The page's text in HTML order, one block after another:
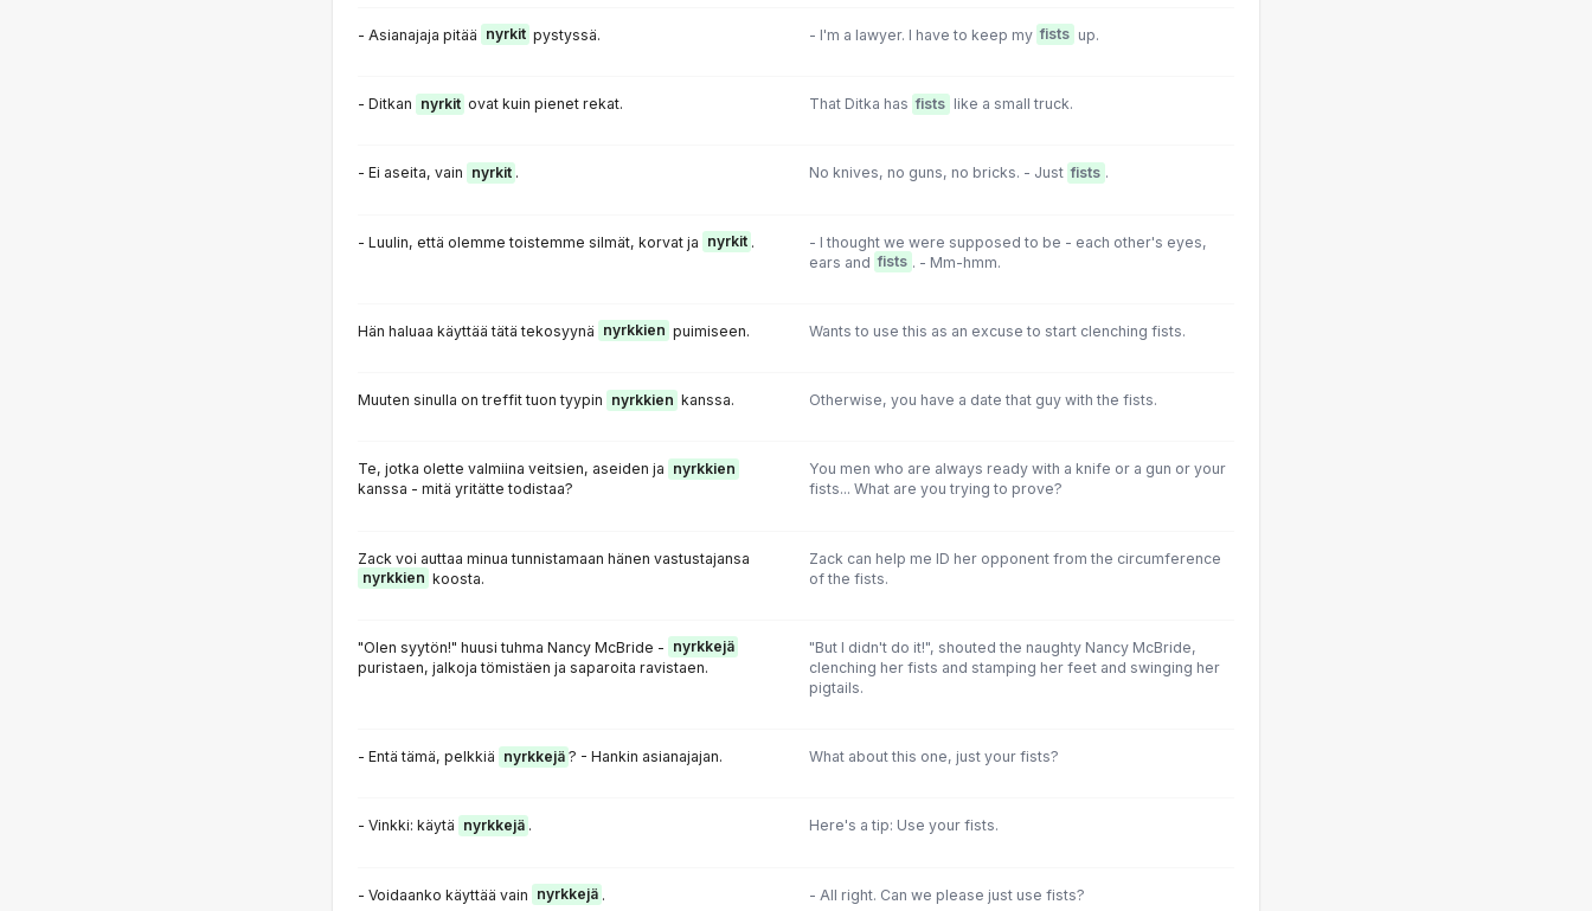
- Asianajaja pitää nyrkit pystyssä. - l'm a lawyer. l have to keep my fists up.
- Ditkan nyrkit ovat kuin pienet rekat. That Ditka has fists like a small truck.
- Ei aseita, vain nyrkit . No knives, no guns, no bricks. - Just fists .
- Luulin, että olemme toistemme silmät, korvat ja nyrkit .
- I thought we were supposed to be - each other's eyes,
ears and fists . - Mm-hmm.
Hän haluaa käyttää tätä tekosyynä nyrkkien puimiseen. Wants to use this as an excuse to start clenching fists.
Muuten sinulla on treffit tuon tyypin nyrkkien kanssa. Otherwise, you have a date that guy with the fists.
Te, jotka olette valmiina veitsien, aseiden ja nyrkkien
kanssa - mitä yritätte todistaa?
You men who are always ready with a knife or a gun or your
fists... What are you trying to prove?
Zack voi auttaa minua tunnistamaan hänen vastustajansa
nyrkkien koosta.
Zack can help me ID her opponent from the circumference
of the fists.
"Olen syytön!" huusi tuhma Nancy McBride - nyrkkejä
puristaen, jalkoja tömistäen ja saparoita ravistaen.
"But I didn't do it!", shouted the naughty Nancy McBride,
clenching her fists and stamping her feet and swinging her
pigtails.
- Entä tämä, pelkkiä nyrkkejä ? - Hankin asianajajan. What about this one, just your fists?
- Vinkki: käytä nyrkkejä . Here's a tip: Use your fists.
- Voidaanko käyttää vain nyrkkejä . - All right. Can we please just use fists?